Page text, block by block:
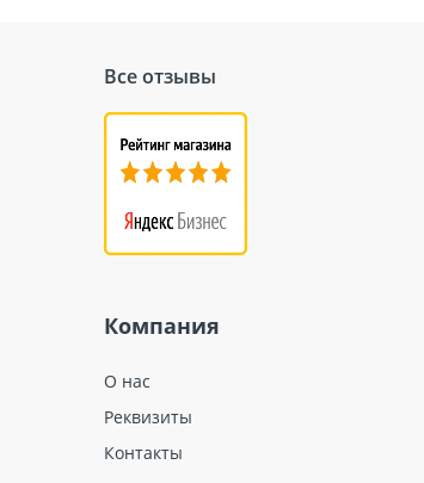
Все отзывы
Компания
О нас
Реквизиты
Контакты